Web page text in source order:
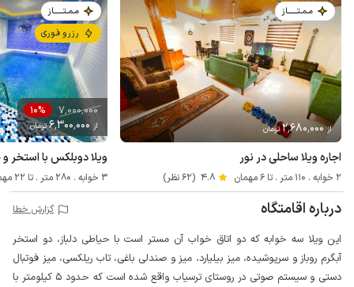
مـمـتــــــاز
از 2٬680٬000تومان
اجاره ویلا ساحلی در نور
2 خوابه . 110 متر . تا 6 مهمان 4.8 (62 نظر)
مـمـتــــــاز
رزرو فوری
7٬000٬000 10%
از 6٬300٬000تومان
ویلا دوبلکس با استخر
3 خوابه . 280 متر . تا 22 مهمان
درباره اقامتگاه گزارش خطا
این ویلا سه خوابه که دو اتاق خواب آن مستر است با حیاطی دلباز، دو استخر
آبگرم روباز و سرپوشیده، میز بیلیارد، میز و صندلی باغی، تاب ریلکسی، میز فوتبال
دستی و سیستم صوتی در روستای ترسیاب واقع شده است که حدود 5 کیلومتر با